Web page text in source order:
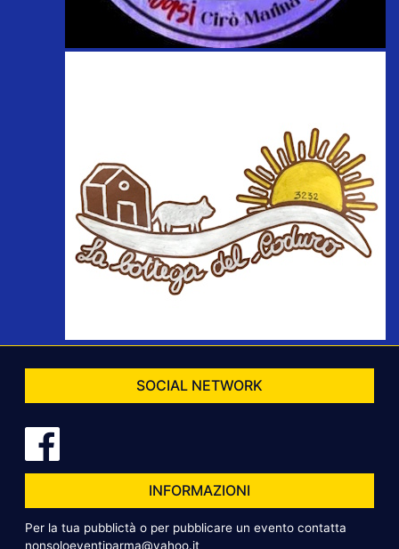
SOCIAL NETWORK
INFORMAZIONI
Per la tua pubblictà o per pubblicare un evento contatta
nonsoloeventiparma@yahoo.it